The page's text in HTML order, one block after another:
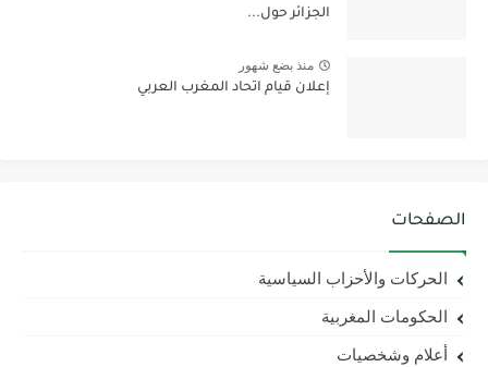
الجزائر حول...
منذ بضع شهور
إعلان قيام اتحاد المغرب العربي
الصفحات
الحركات والأحزاب السياسية
الحكومات المغربية
أعلام وشخصيات